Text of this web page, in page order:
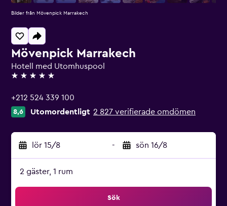
Mövenpick Marrakech
Hotell med Utomhuspool
5 stjärnor
+212 524 339 100
8,6 Utomordentligt 2 827 verifierade omdömen
lör 15/8 - sön 16/8
2 gäster, 1 rum
Sök
Bilder från Mövenpick Marrakech